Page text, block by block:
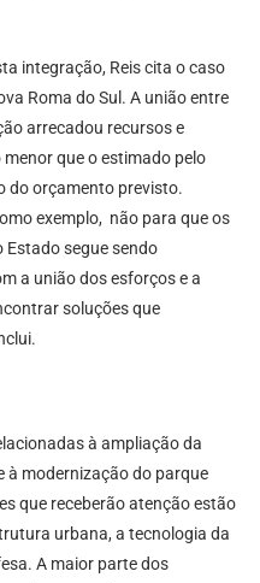
integração, Reis cita o caso
Roma do Sul. A união entre
arrecadou recursos e
que o estimado pelo
do orçamento previsto.
exemplo, não para que os
Estado segue sendo
a união dos esforços e a
soluções que
à ampliação da
à modernização do parque
que receberão atenção estão
urbana, a tecnologia da
A maior parte dos